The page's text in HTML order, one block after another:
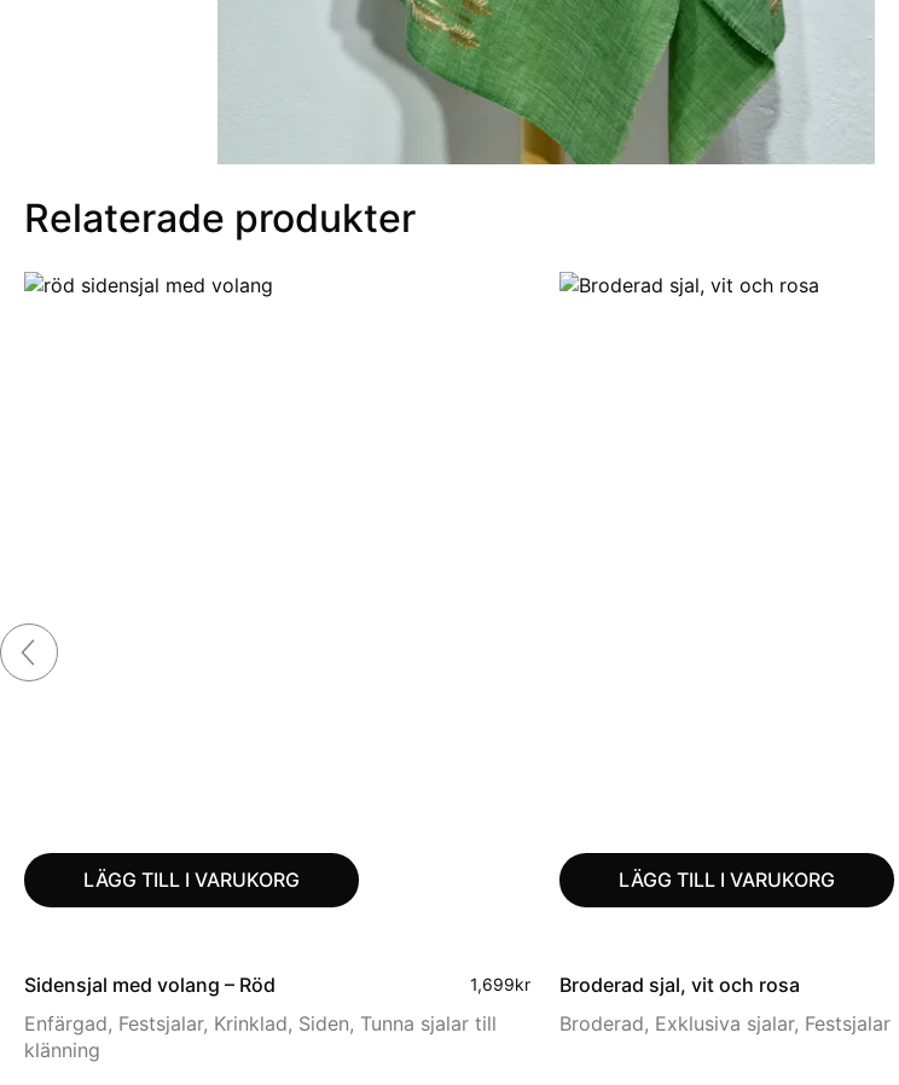
Relaterade produkter
LÄGG TILL I VARUKORG
Siden­sjal med volang – Röd 1,699kr
Enfärgad, Festsjalar, Krinklad, Siden, Tunna sjalar till
klänning
LÄGG TILL I VARUKORG
Broderad sjal, vit och rosa
Broderad, Exklusiva sjalar, Festsjalar